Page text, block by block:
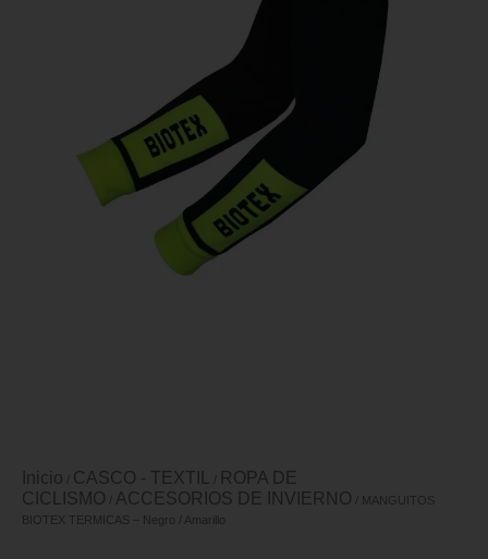
Inicio CASCO - TEXTIL
ROPA DE
CICLISMO
ACCESORIOS DE INVIERNO / MANGUITOS
BIOTEX TERMICAS – Negro / Amarillo